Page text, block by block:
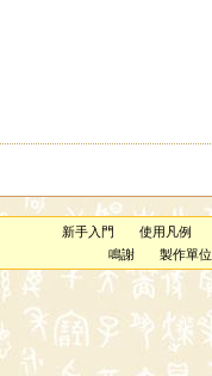
新手入門 使用凡例
鳴謝
製作單位